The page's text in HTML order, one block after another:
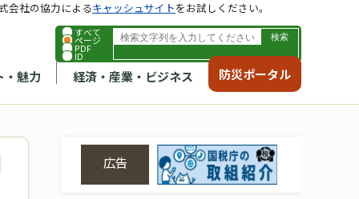
すべて
ページ
PDF
ID
・魅力 経済・産業・ビジネス 防災ポータル
会社の協力によるキャッシュサイトをお試しください。
広告